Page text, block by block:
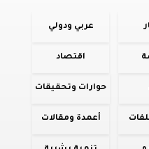
عربي ودولي
اقتصاد
حوارات وتحقيقات
أعمدة ومقالات